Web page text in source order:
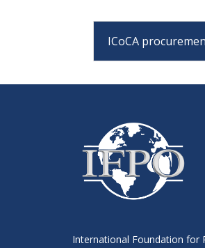
ICoCA
International Foundation for